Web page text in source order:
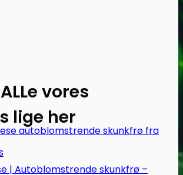
vores
lige her
| Autoblomstrende skunkfrø –